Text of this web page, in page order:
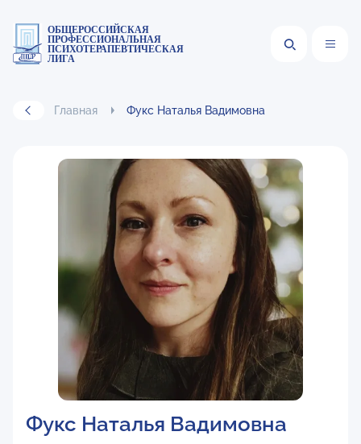
ОБЩЕРОССИЙСКАЯ
ПРОФЕССИОНАЛЬНАЯ
ПСИХОТЕРАПЕВТИЧЕСКАЯ
ЛИГА
Главная Фукс Наталья Вадимовна
Фукс Наталья Вадимовна